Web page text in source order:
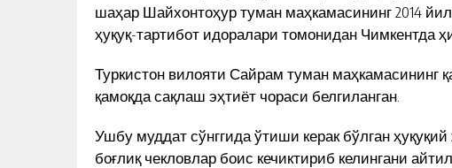
шаҳар Шайхонтоҳур туман маҳкамасининг 2014
ҳуқуқ-тартибот идоралари томонидан Чимкентда
Туркистон вилояти Сайрам туман маҳкамасининг
қамоқда сақлаш эҳтиёт чораси белгиланган.
Ушбу муддат сўнггида ўтиши керак бўлган
боғлиқ чекловлар боис кечиктириб келингани